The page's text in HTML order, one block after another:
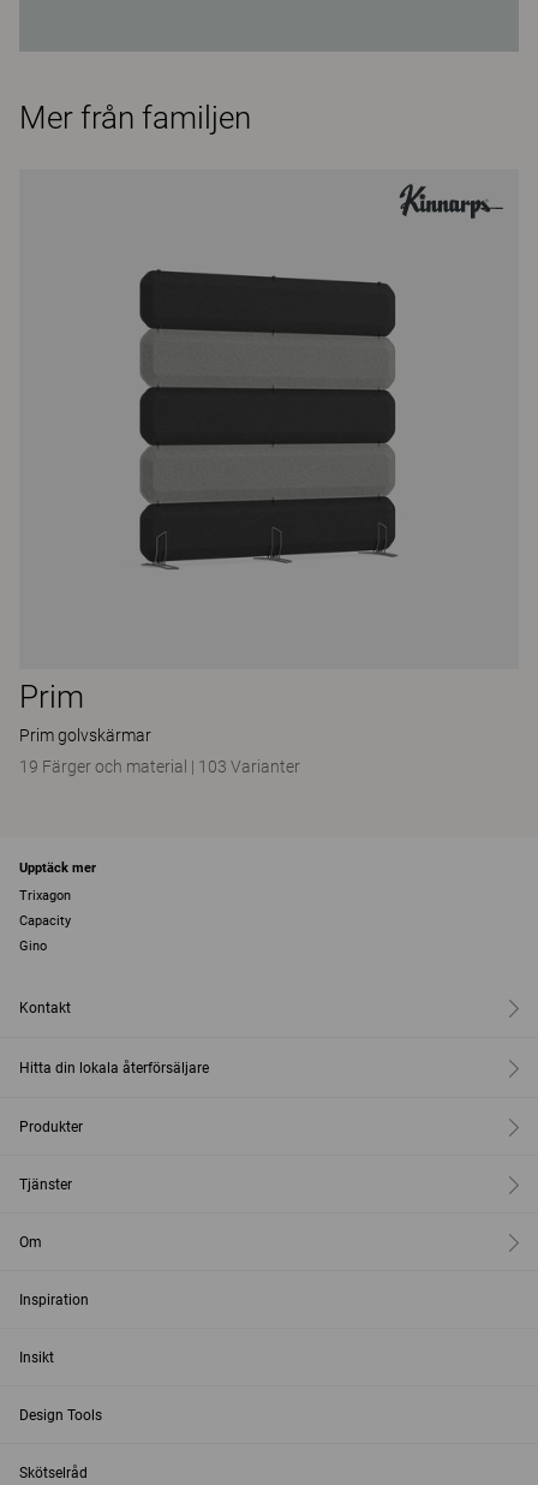
Mer från familjen
Prim
Prim golvskärmar
19 Färger och material | 103 Varianter
Upptäck mer
Trixagon
Capacity
Gino
Kontakt
Hitta din lokala återförsäljare
Produkter
Tjänster
Om
Inspiration
Insikt
Design Tools
Skötselråd